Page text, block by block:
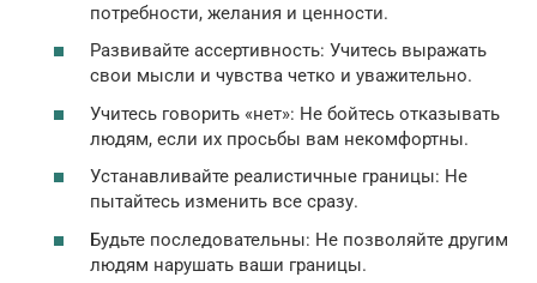
потребности, желания и ценности.
Развивайте ассертивность: Учитесь выражать
свои мысли и чувства четко и уважительно.
Учитесь говорить «нет»: Не бойтесь отказывать
людям, если их просьбы вам некомфортны.
Устанавливайте реалистичные границы: Не
пытайтесь изменить все сразу.
Будьте последовательны: Не позволяйте другим
людям нарушать ваши границы.